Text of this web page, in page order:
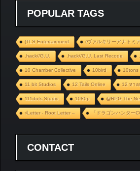
POPULAR TAGS
(TLS Entertainment (ヴァルキリーアナトミ
.hack//G.U. .hack//G.U. Last Recode
10 Chamber Collective 10bird 10tons
11 bit Studios 12 Tails Online 12 หาง
111dots Studio 1080p @RPG The
√Letter - Root Letter – 「ドラゴンハンター
CONTACT